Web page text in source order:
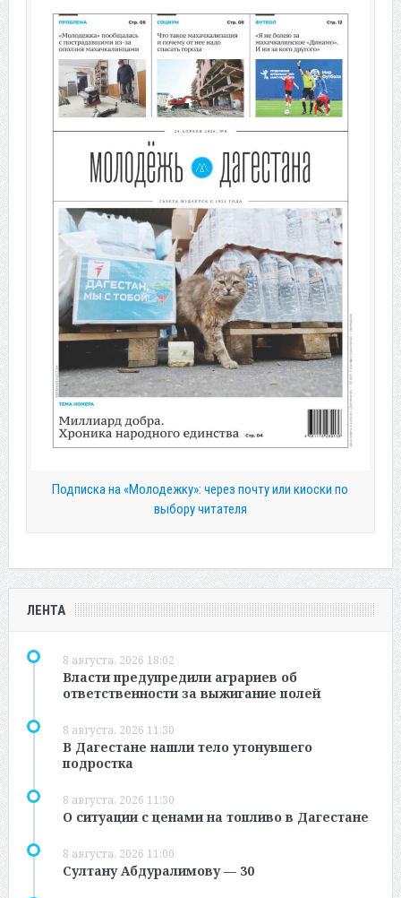
Подписка на «Молодежку»: через почту или киоски по
выбору читателя
ЛЕНТА
8 августа, 2026 18:02
Власти предупредили аграриев об
ответственности за выжигание полей
8 августа, 2026 11:30
В Дагестане нашли тело утонувшего
подростка
8 августа, 2026 11:30
О ситуации с ценами на топливо в Дагестане
8 августа, 2026 11:00
Султану Абдуралимову — 30